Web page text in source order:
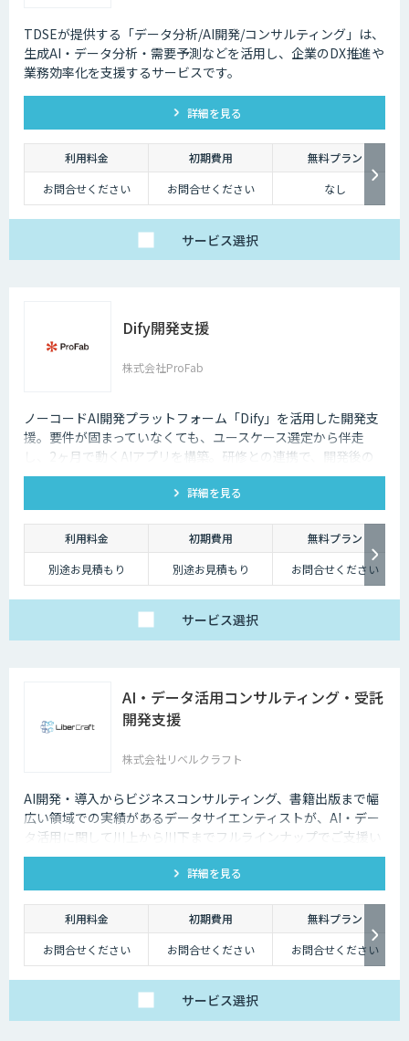
デジタルリテラシー協議会のプロジェクト「Di-Lite」では、「デジタルを
使う人材」の全員が持つべきスキルを提案しています。こちらは「ITパス
ポート試験」「G 検定」「データサイエンティスト検定（DS検定）」の取
得を推奨するなど、かなり具体的な内容になっています。スキル開発、再
TDSEが提供する「データ分析/AI開発/コンサルティング」は、
生成AI・データ分析・需要予測などを活用し、企業のDX推進や
業務効率化を支援するサービスです。
詳細を見る
利用料金 初期費用
無料プラン
お問合せください
お問合せください なし
サービス選択
Dify開発支援
株式会社ProFab
ノーコードAI開発プラットフォーム「Dify」を活用した開発支
援。要件が固まっていなくても、ユースケース選定から伴走
し、2ヶ月で動くAIアプリを構築。研修との連携で、開発後の
内製化・自走までサポートします。
詳細を見る
利用料金 初期費用
無料プラン
別途お見積もり
別途お見積もり お問合せください
サービス選択
AI・データ活用コンサルティング・受託
開発支援
株式会社リベルクラフト
AI開発・導入からビジネスコンサルティング、書籍出版まで幅
広い領域での実績があるデータサイエンティストが、AI・デー
タ活用に関して川上から川下までフルラインナップでご支援い
たします。
詳細を見る
利用料金 初期費用
無料プラン
お問合せください
お問合せください お問合せください
サービス選択